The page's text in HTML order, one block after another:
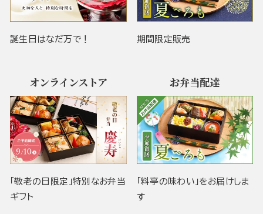
誕生日はなだ万で！ 期間限定販売
オンラインストア
「敬老の日限定」特別なお弁当
ギフト
お弁当配達
「料亭の味わい」をお届けしま
す